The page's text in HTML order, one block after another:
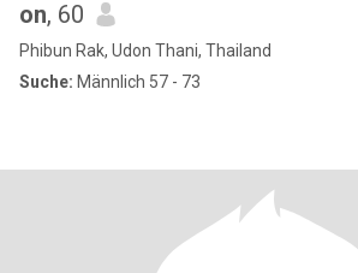
on, 60
Phibun Rak, Udon Thani, Thailand
Suche: Männlich 57 - 73